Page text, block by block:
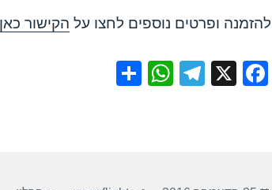
להזמנה ופרטים נוספים לחצו על הקישור
F
X
T
W